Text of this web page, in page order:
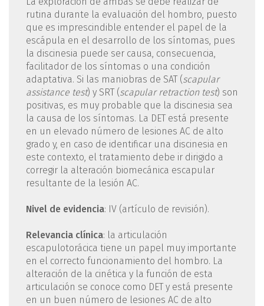
rutina durante la evaluación del hombro, puesto
que es imprescindible entender el papel de la
escápula en el desarrollo de los síntomas, pues
la discinesia puede ser causa, consecuencia,
facilitador de los síntomas o una condición
adaptativa. Si las maniobras de SAT (scapular
assistance test) y SRT (scapular retraction test) son
positivas, es muy probable que la discinesia sea
la causa de los síntomas. La DET está presente
en un elevado número de lesiones AC de alto
grado y, en caso de identificar una discinesia en
este contexto, el tratamiento debe ir dirigido a
corregir la alteración biomecánica escapular
resultante de la lesión AC.
Nivel de evidencia: IV (artículo de revisión).
Relevancia clínica: la articulación
escapulotorácica tiene un papel muy importante
en el correcto funcionamiento del hombro. La
alteración de la cinética y la función de esta
articulación se conoce como DET y está presente
en un buen número de lesiones AC de alto